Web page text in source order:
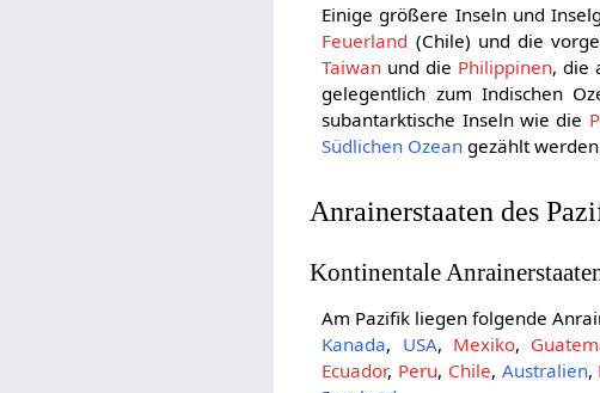
Einige größere Inseln und
Feuerland (Chile) und die
Taiwan und die Philippinen, die
gelegentlich zum Indischen
subantarktische Inseln wie die
Südlichen Ozean gezählt
Anrainerstaaten des
Kontinentale
Am Pazifik liegen folgende
Kanada, USA, Mexiko,
Ecuador, Peru, Chile, Australien,